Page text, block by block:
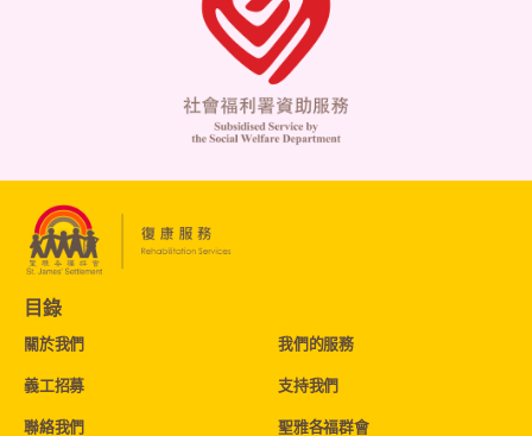
目錄
關於我們 我們的服務
義工招募 支持我們
聯絡我們 聖雅各福群會